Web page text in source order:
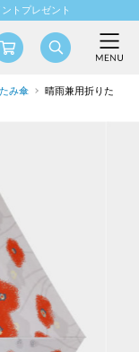
トプレゼント
み傘
晴雨兼用折りた